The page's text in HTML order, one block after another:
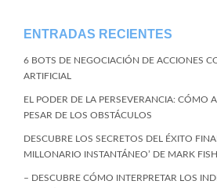
ENTRADAS RECIENTES
6 BOTS DE NEGOCIACIÓN DE ACCIONES
ARTIFICIAL
EL PODER DE LA PERSEVERANCIA: CÓMO
PESAR DE LOS OBSTÁCULOS
DESCUBRE LOS SECRETOS DEL ÉXITO
MILLONARIO INSTANTÁNEO’ DE MARK
– DESCUBRE CÓMO INTERPRETAR LOS